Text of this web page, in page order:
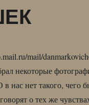
mail/
некоторые
нас нет такого, чего
о тех же